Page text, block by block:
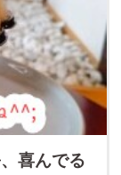
喜んでる